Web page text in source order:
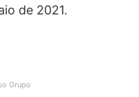
de 2021.
Grupo